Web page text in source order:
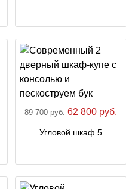
89 700 руб. 62 800 руб.
Угловой шкаф 5